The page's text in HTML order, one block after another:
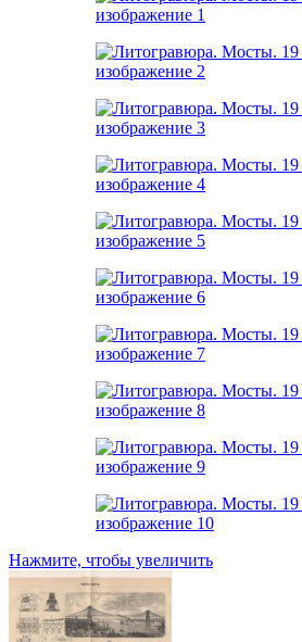
Нажмите, чтобы увеличить